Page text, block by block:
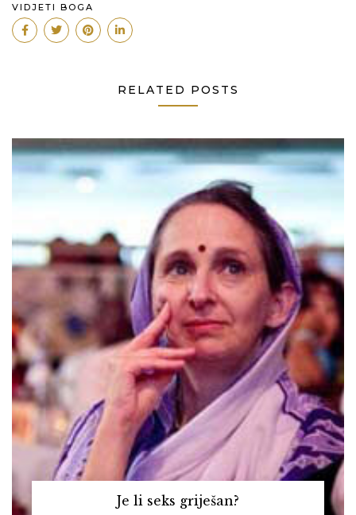
VIDJETI BOGA
RELATED POSTS
Je li seks griješan?